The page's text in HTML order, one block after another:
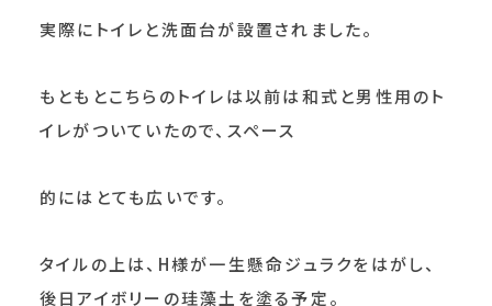
実際にトイレと洗面台が設置されました。
もともとこちらのトイレは以前は和式と男性用のト
イレがついていたので、スペース
的にはとても広いです。
タイルの上は、H様が一生懸命ジュラクをはがし、
後日アイボリーの珪藻土を塗る予定。